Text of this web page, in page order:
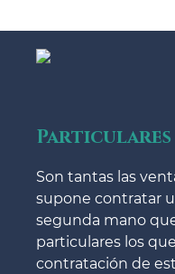
Particulares
Son tantas las
supone contratar
segunda mano
particulares los
contratación de